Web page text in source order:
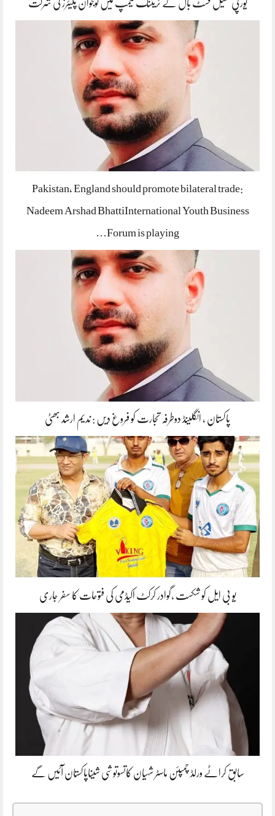
یورپی کھیل فسٹ بال کے ٹریننگ کیمپ میں نوجوان پلیئرز کی شرکت
Pakistan, England should promote bilateral trade:
Nadeem Arshad BhattiInternational Youth Business
Forum is playing…
پاکستان ، انگلینڈ دوطرفہ تجارت کو فروغ دیں : ندیم ارشد بھٹی
یو بی ایل کو شکست ،گوادر کرکٹ اکیڈمی کی فتوحات کا سفر جاری
سابق کراٹے ورلڈ چمپئن ماسٹر شہیان کاتسوتوشی شیناپاکستان آئیں گے